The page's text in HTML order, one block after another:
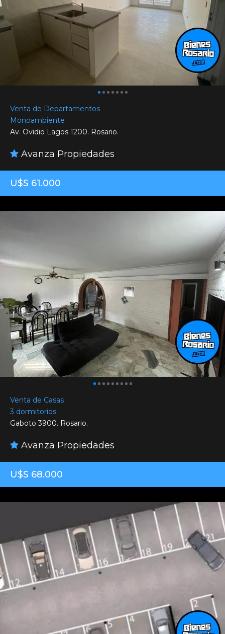
Venta de Departamentos
Monoambiente
Av. Ovidio Lagos 1200. Rosario.
Avanza Propiedades
U$S 61.000
Venta de Casas
3 dormitorios
Gaboto 3900. Rosario.
Avanza Propiedades
U$S 68.000